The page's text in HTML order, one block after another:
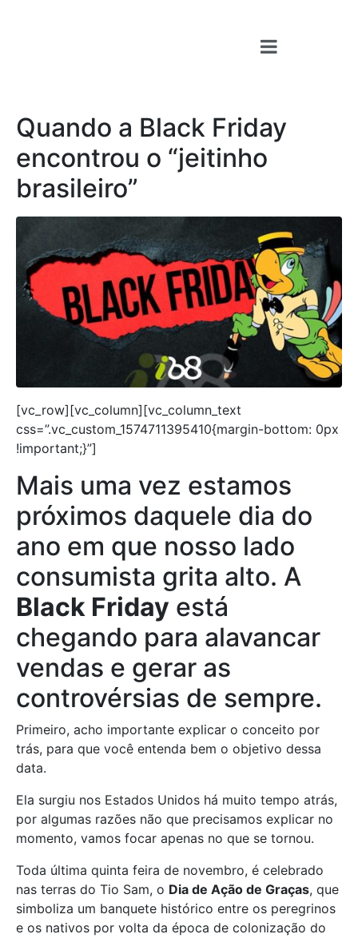
Quando a Black Friday
encontrou o “jeitinho
brasileiro”
[vc_row][vc_column][vc_column_text
css=”.vc_custom_1574711395410{margin-bottom: 0px
!important;}”]
Mais uma vez estamos
próximos daquele dia do
ano em que nosso lado
consumista grita alto. A
Black Friday está
chegando para alavancar
vendas e gerar as
controvérsias de sempre.
Primeiro, acho importante explicar o conceito por
trás, para que você entenda bem o objetivo dessa
data.
Ela surgiu nos Estados Unidos há muito tempo atrás,
por algumas razões não que precisamos explicar no
momento, vamos focar apenas no que se tornou.
Toda última quinta feira de novembro, é celebrado
nas terras do Tio Sam, o Dia de Ação de Graças, que
simboliza um banquete histórico entre os peregrinos
e os nativos por volta da época de colonização do